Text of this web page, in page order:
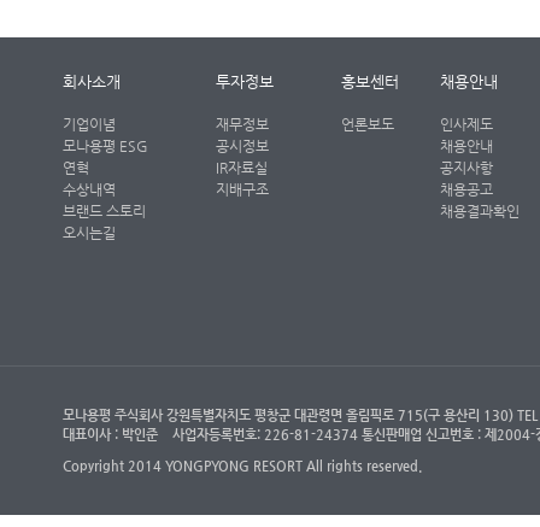
회사소개
기업이념
모나용평 ESG
연혁
수상내역
브랜드 스토리
오시는길
투자정보
재무정보
공시정보
IR자료실
지배구조
홍보센터
언론보도
채용안내
인사제도
채용안내
공지사항
채용공고
채용결과확인
모나용평 주식회사 강원특별자치도 평창군 대관령면 올림픽로 715(구 용산리
대표이사 : 박인준
사업자등록번호: 226-81-24374 통신판매업 신고번호 : 제2004-
Copyright 2014 YONGPYONG RESORT All rights reserved.